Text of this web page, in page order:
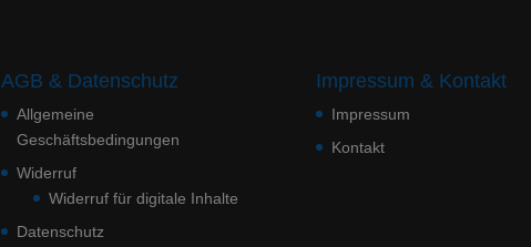
AGB & Datenschutz
Allgemeine
Geschäftsbedingungen
Widerruf
Widerruf für digitale Inhalte
Datenschutz
Impressum & Kontakt
Impressum
Kontakt